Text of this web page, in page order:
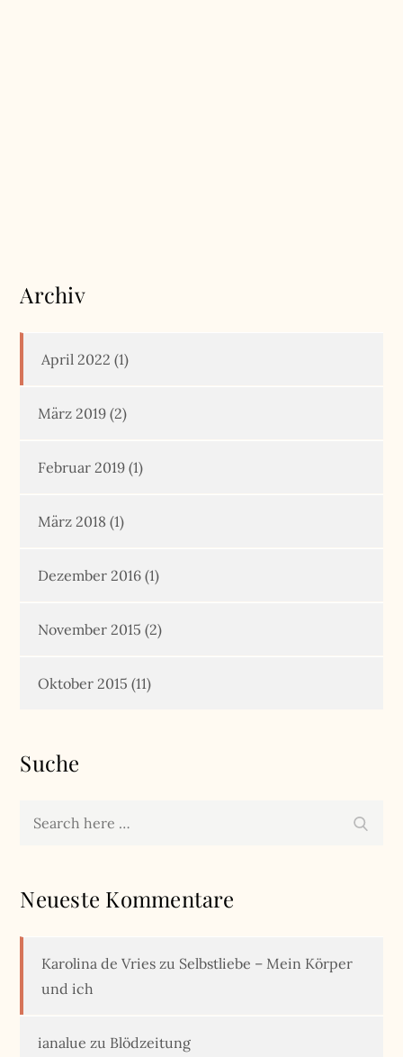
Archiv
April 2022 (1)
März 2019 (2)
Februar 2019 (1)
März 2018 (1)
Dezember 2016 (1)
November 2015 (2)
Oktober 2015 (11)
Suche
Neueste Kommentare
Karolina de Vries zu Selbstliebe – Mein Körper
und ich
ianalue zu Blödzeitung